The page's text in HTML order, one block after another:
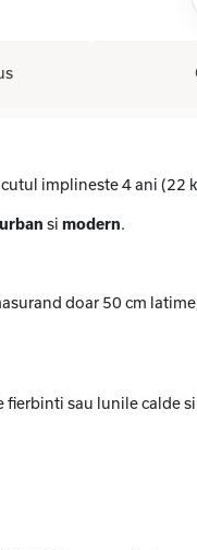
implineste 4 ani (22
urban si modern.
doar 50 cm
sau lunile calde